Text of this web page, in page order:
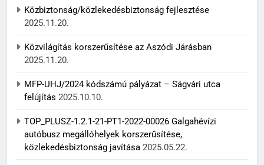
Közbiztonság/közlekedésbiztonság fejlesztése
2025.11.20.
Közvilágítás korszerűsítése az Aszódi Járásban
2025.11.20.
MFP-UHJ/2024 kódszámú pályázat – Ságvári utca
felújítás 2025.10.10.
TOP_PLUSZ-1.2.1-21-PT1-2022-00026 Galgahévízi
autóbusz megállóhelyek korszerűsítése,
közlekedésbiztonság javítása 2025.05.22.